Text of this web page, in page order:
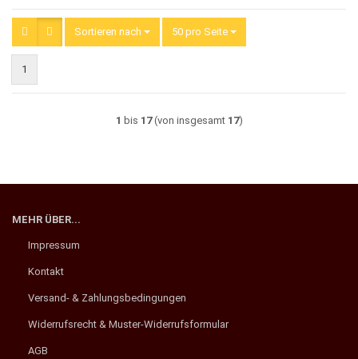
Sortieren nach
Sortieren nach 50 pro Seite
pro Seite
1
1 bis 17(von insgesamt 17)
MEHR ÜBER...
Impressum
Kontakt
Versand- & Zahlungsbedingungen
Widerrufsrecht & Muster-Widerrufsformular
AGB